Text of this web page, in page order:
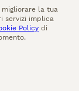
la tua
servizi implica
Policy di